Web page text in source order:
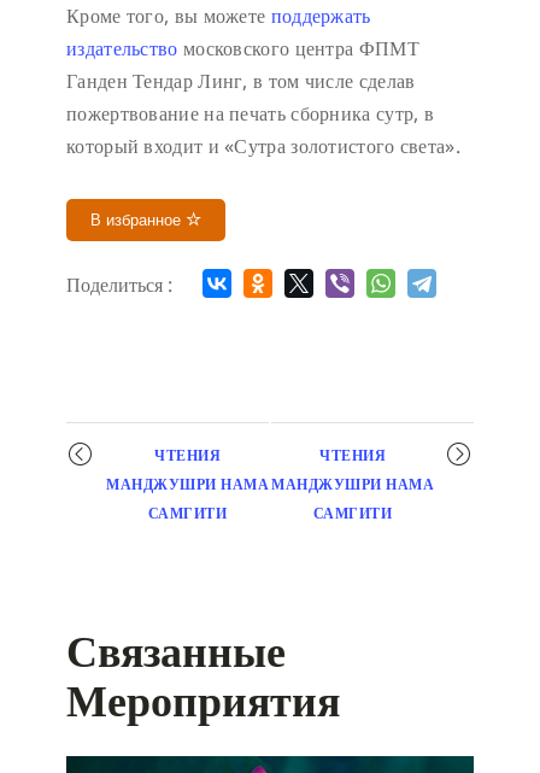
Кроме того, вы можете поддержать
издательство московского центра ФПМТ
Ганден Тендар Линг, в том числе сделав
пожертвование на печать сборника сутр, в
который входит и «Сутра золотистого света».
В избранное
Поделиться :
Мероприятие
навигация
ЧТЕНИЯ
МАНДЖУШРИ НАМА
САМГИТИ
ЧТЕНИЯ
МАНДЖУШРИ НАМА
САМГИТИ
Связанные
Мероприятия